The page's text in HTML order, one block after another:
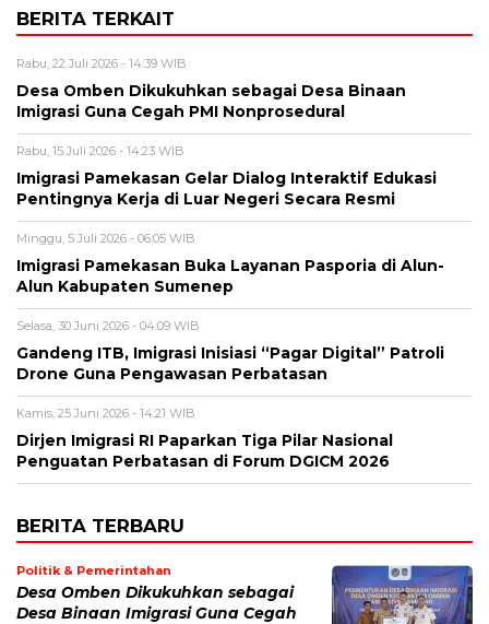
BERITA TERKAIT
Rabu, 22 Juli 2026 - 14:39 WIB
Desa Omben Dikukuhkan sebagai Desa Binaan
Imigrasi Guna Cegah PMI Nonprosedural
Rabu, 15 Juli 2026 - 14:23 WIB
Imigrasi Pamekasan Gelar Dialog Interaktif Edukasi
Pentingnya Kerja di Luar Negeri Secara Resmi
Minggu, 5 Juli 2026 - 06:05 WIB
Imigrasi Pamekasan Buka Layanan Pasporia di Alun-
Alun Kabupaten Sumenep
Selasa, 30 Juni 2026 - 04:09 WIB
Gandeng ITB, Imigrasi Inisiasi “Pagar Digital” Patroli
Drone Guna Pengawasan Perbatasan
Kamis, 25 Juni 2026 - 14:21 WIB
Dirjen Imigrasi RI Paparkan Tiga Pilar Nasional
Penguatan Perbatasan di Forum DGICM 2026
BERITA TERBARU
Politik & Pemerintahan
Desa Omben Dikukuhkan sebagai
Desa Binaan Imigrasi Guna Cegah